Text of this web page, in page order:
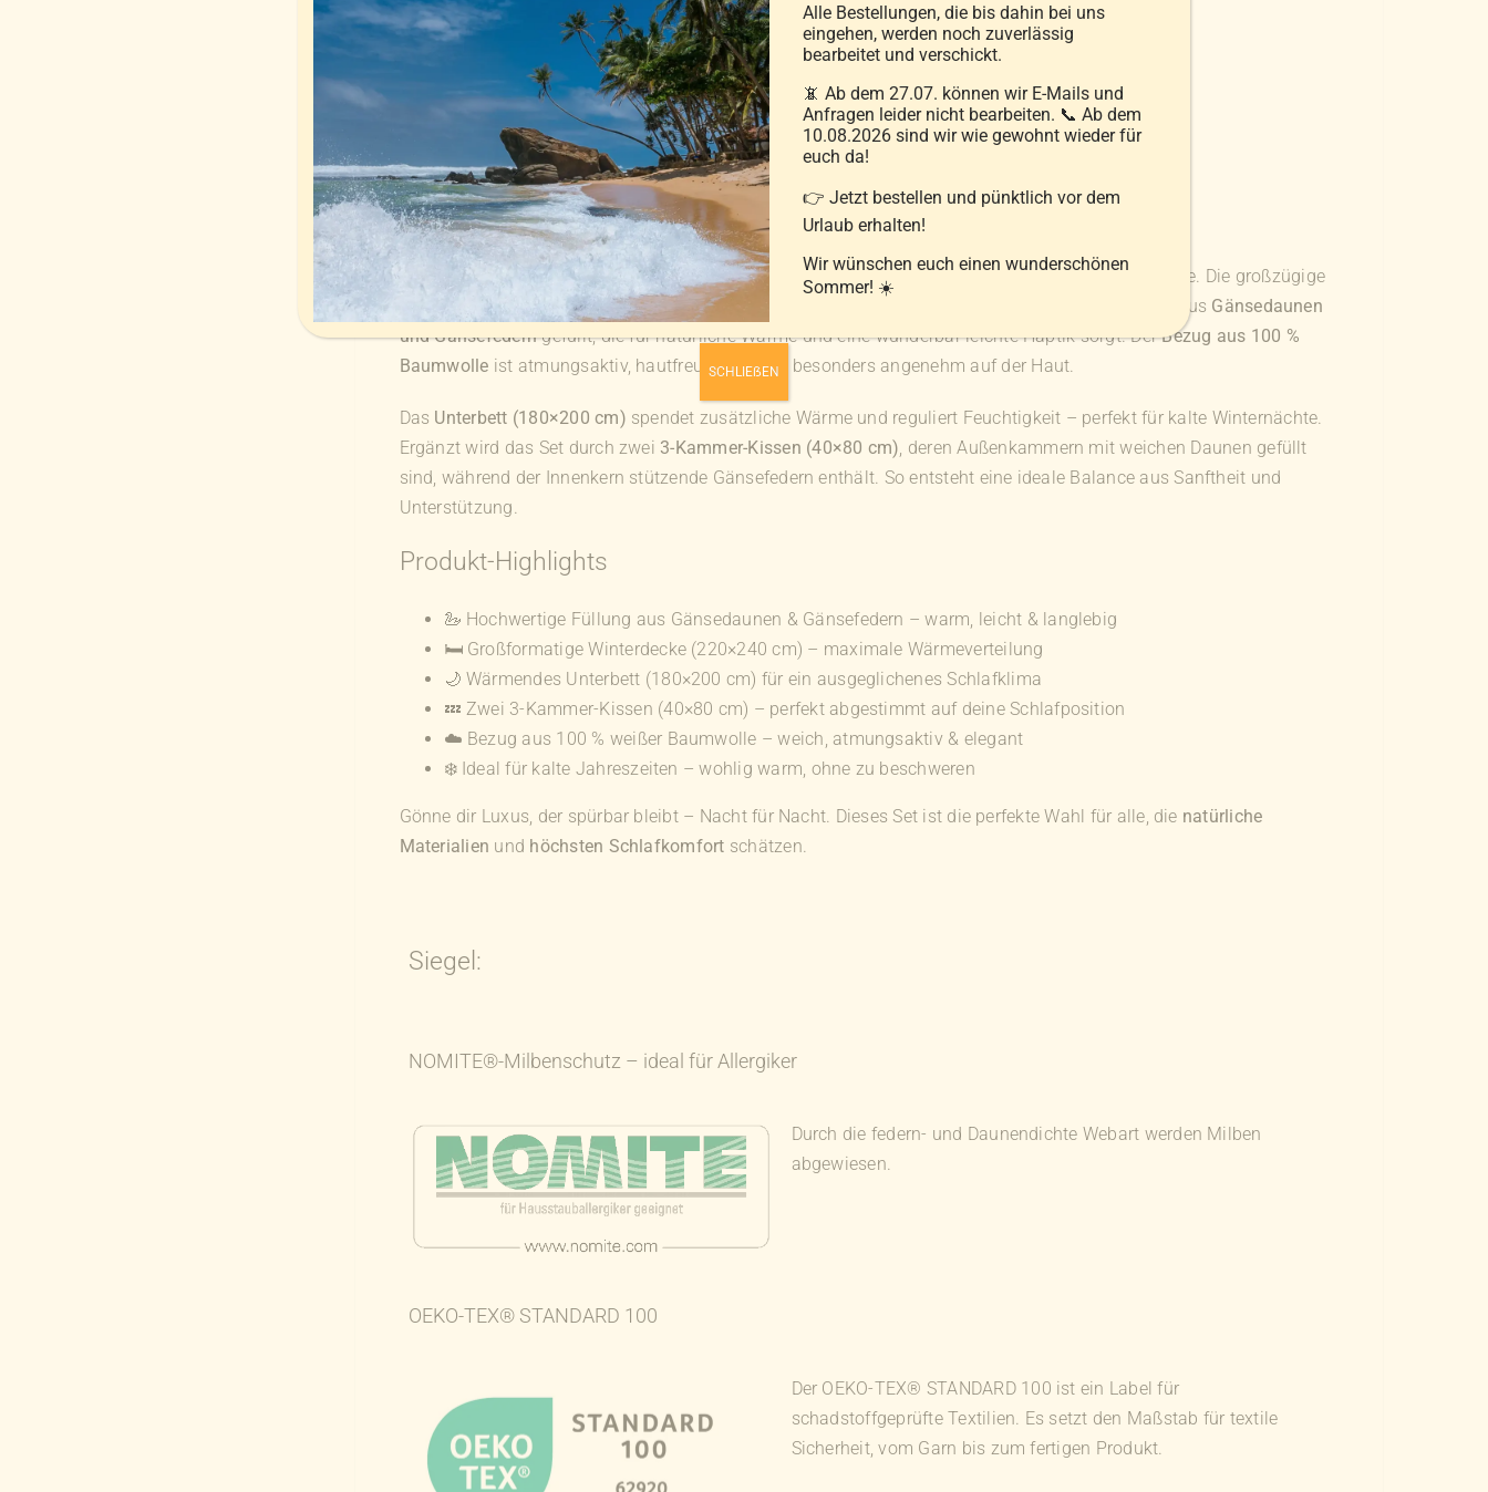
Daunenunterbett
180 x 200 cm
Füllung:neue naturweiße Gänsedaunen und Federn 50% Daunen 50% Federn
Inlett:100% Baumwolle, 40/40s 70 er Einschütte , waschbar bis zu 60 °C mit Eckgummi
Dieses hochwertige Winter-Komplett-Set bietet dir ein Rundum-Wohlfühlpaket für erholsame Nächte. Die großzügige
Kassentstegdaunendecke mit Innen- und Außensteg (220×240 cm)
ist mit einer feinen Mischung aus Gänsedaunen
und Gänsefederngefüllt, die für natürliche Wärme und eine wunderbar leichte Haptik sorgt. DerBezug aus 100 %
Baumwolle ist atmungsaktiv, hautfreundlich und besonders angenehm auf der Haut.
Das Unterbett (180×200 cm) spendet zusätzliche Wärme und reguliert Feuchtigkeit – perfekt für kalte Winternächte.
Ergänzt wird das Set durch zwei 3-Kammer-Kissen (40×80 cm), deren Außenkammern mit weichen Daunen gefüllt
sind, während der Innenkern stützende Gänsefedern enthält. So entsteht eine ideale Balance aus Sanftheit und
Unterstützung.
Produkt-Highlights
🦢 Hochwertige Füllung aus Gänsedaunen & Gänsefedern – warm, leicht & langlebig
🛏️ Großformatige Winterdecke (220×240 cm) – maximale Wärmeverteilung
🌙 Wärmendes Unterbett (180×200 cm) für ein ausgeglichenes Schlafklima
💤 Zwei 3-Kammer-Kissen (40×80 cm) – perfekt abgestimmt auf deine Schlafposition
☁️ Bezug aus 100 % weißer Baumwolle – weich, atmungsaktiv & elegant
❄️ Ideal für kalte Jahreszeiten – wohlig warm, ohne zu beschweren
Gönne dir Luxus, der spürbar bleibt – Nacht für Nacht. Dieses Set ist die perfekte Wahl für alle, die natürliche
Materialien und höchsten Schlafkomfort schätzen.
Siegel:
NOMITE®-Milbenschutz – ideal für Allergiker
Durch die federn- und Daunendichte Webart werden Milben
abgewiesen.
OEKO-TEX® STANDARD 100
Der OEKO-TEX® STANDARD 100 ist ein Label für
schadstoffgeprüfte Textilien. Es setzt den Maßstab für textile
Sicherheit, vom Garn bis zum fertigen Produkt.
Alle Bestellungen, die bis dahin bei uns
eingehen, werden noch zuverlässig
bearbeitet und verschickt.
📵 Ab dem 27.07. können wir E-Mails und
Anfragen leider nicht bearbeiten. 📞 Ab dem
10.08.2026 sind wir wie gewohnt wieder für
euch da!
👉 Jetzt bestellen und pünktlich vor dem
Urlaub erhalten!
Wir wünschen euch einen wunderschönen
Sommer! ☀️
SCHLIEẞEN